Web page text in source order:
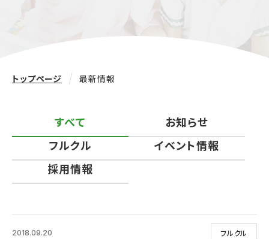
トップページ 最新情報
すべて
お知らせ
フルクル
イベント情報
採用情報
フルクル
2018.09.20